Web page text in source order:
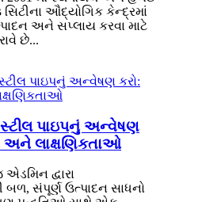
ઔદ્યોગિક કેન્દ્રમાં
અને સપ્લાય કરવા માટે
છે...
પાઇપનું અન્વેષણ
અને લાક્ષણિકતાઓ
એડમિન દ્વારા
સંપૂર્ણ ઉત્પાદન સાધનો